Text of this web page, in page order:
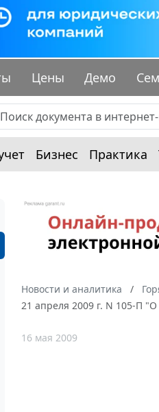
Цены Демо
Бизнес Практика
Новости и аналитика
21 апреля 2009 г. N 105-П
16 мая 2009